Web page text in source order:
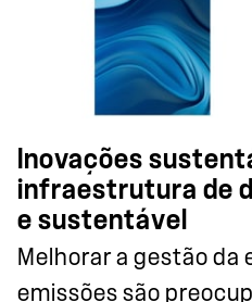
Inovações
infraestrutura de
e sustentável
Melhorar a gestão da
emissões são